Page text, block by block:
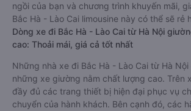
ngồi của bạn và chương trình khuyến mãi,
Bắc Hà - Lào Cai limousine này có thể sẽ rẻ
Dòng xe đi Bắc Hà - Lào Cai từ Hà Nội
cao: Thoải mái, giá cả tốt nhất
Những nhà xe đi Bắc Hà - Lào Cai từ Hà Nội
những xe giường nằm chất lượng cao. Trên
đầy đủ các trang thiết bị hiện đại phục vụ
chuyển của hành khách. Bên cạnh đó, các